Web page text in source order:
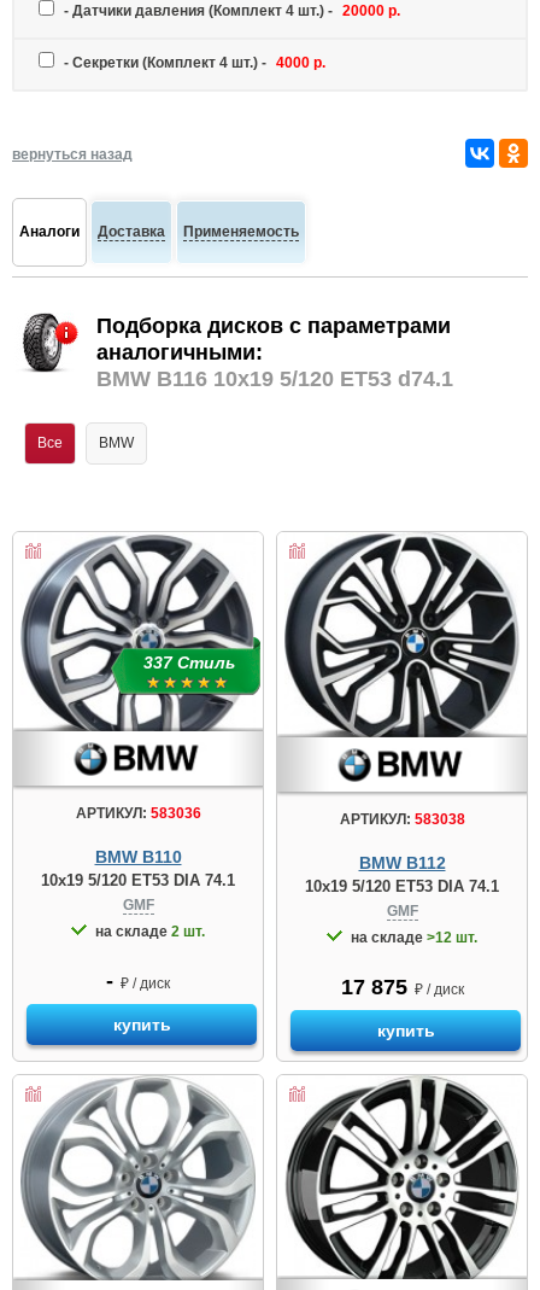
- Датчики давления (Комплект 4 шт.) - 20000 р.
- Секретки (Комплект 4 шт.) - 4000 р.
вернуться назад
Аналоги Доставка Применяемость
Подборка дисков с параметрами
аналогичными:
BMW B116 10x19 5/120 ET53 d74.1
Все BMW
АРТИКУЛ: 583036
337 Стиль
BMW B110
10x19 5/120 ET53 DIA 74.1
GMF
на складе 2 шт.
- ₽ / диск
купить
АРТИКУЛ: 583038
BMW B112
10x19 5/120 ET53 DIA 74.1
GMF
на складе >12 шт.
17 875 ₽ / диск
купить